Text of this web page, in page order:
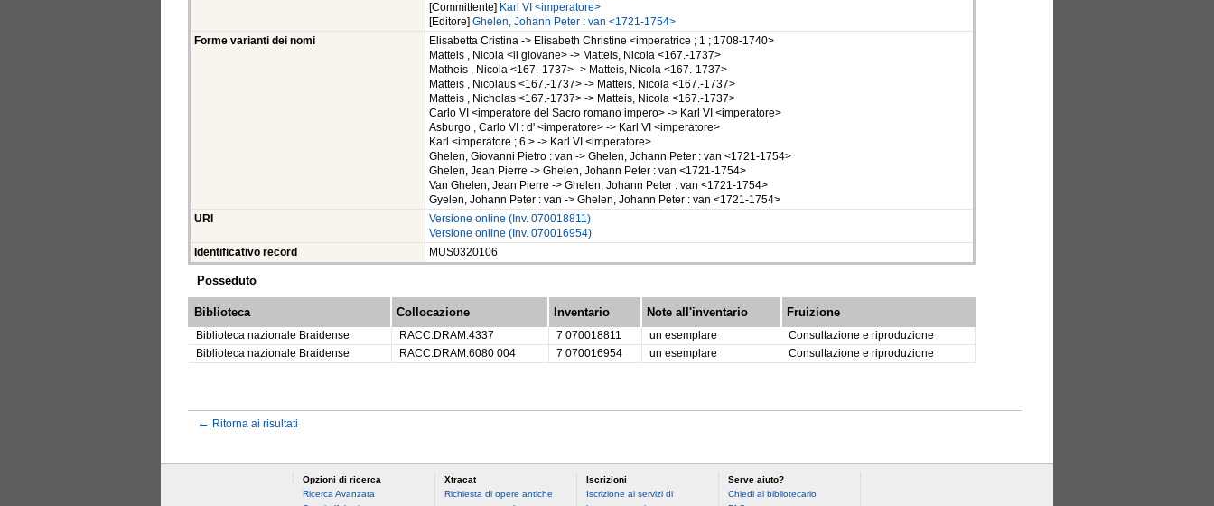
[Committente]
Karl VI <imperatore>
[Editore] Ghelen, Johann Peter : van <1721-1754>
Forme varianti dei nomi
Elisabetta Cristina -> Elisabeth Christine <imperatrice ; 1 ; 1708-1740>
Matteis , Nicola <il giovane> -> Matteis, Nicola <167.-1737>
Matheis , Nicola <167.-1737> -> Matteis, Nicola <167.-1737>
Matteis , Nicolaus <167.-1737> -> Matteis, Nicola <167.-1737>
Matteis , Nicholas <167.-1737> -> Matteis, Nicola <167.-1737>
Carlo VI <imperatore del Sacro romano impero> -> Karl VI <imperatore>
Asburgo , Carlo VI : d' <imperatore> -> Karl VI <imperatore>
Karl <imperatore ; 6.> -> Karl VI <imperatore>
Ghelen, Giovanni Pietro : van -> Ghelen, Johann Peter : van <1721-1754>
Ghelen, Jean Pierre -> Ghelen, Johann Peter : van <1721-1754>
Van Ghelen, Jean Pierre -> Ghelen, Johann Peter : van <1721-1754>
Gyelen, Johann Peter : van -> Ghelen, Johann Peter : van <1721-1754>
URI
Versione online (Inv. 070018811)
Versione online (Inv. 070016954)
Identificativo record
MUS0320106
Posseduto
Biblioteca Collocazione Inventario Note all'inventario Fruizione
Biblioteca nazionale Braidense RACC.DRAM.4337 7 070018811 un esemplare
Consultazione e riproduzione
Biblioteca nazionale Braidense
RACC.DRAM.6080 004 7 070016954 un esemplare Consultazione e riproduzione
← Ritorna ai risultati
Opzioni di ricerca
Ricerca Avanzata
Xtracat
Richiesta di opere antiche
Iscrizioni
Iscrizione ai servizi di
Serve aiuto?
Chiedi al bibliotecario